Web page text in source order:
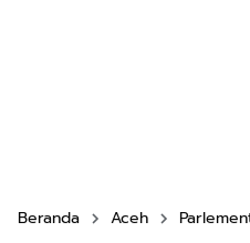
Beranda Aceh